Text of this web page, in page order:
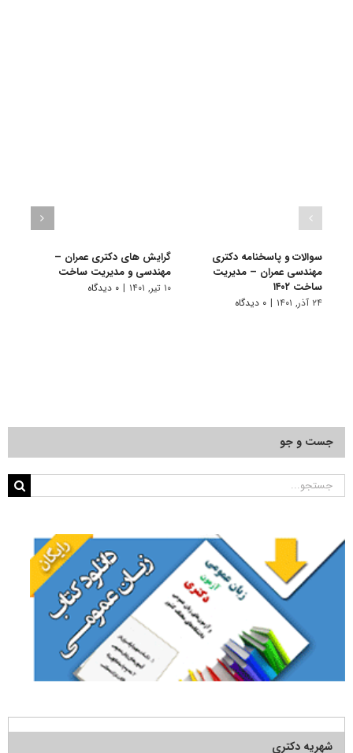
سوالات و پاسخنامه دکتری
مهندسی عمران – مدیریت
ساخت ۱۴۰۲
۲۴ آذر, ۱۴۰۱ | ۰ دیدگاه
گرایش های دکتری ﻋﻤﺮان –
ﻣﻬﻨﺪسی و مدیریت ﺳﺎﺧﺖ
۱۰ تیر, ۱۴۰۱ | ۰ دیدگاه
جست و جو
جستجو
شهریه دکتری